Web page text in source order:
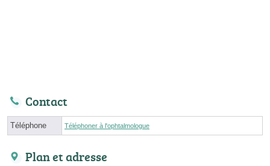
Contact
Téléphone Téléphoner à l'ophtalmologue
Plan et adresse